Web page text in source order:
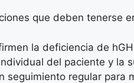
que deben tenerse
la deficiencia de
del paciente y la
regular para